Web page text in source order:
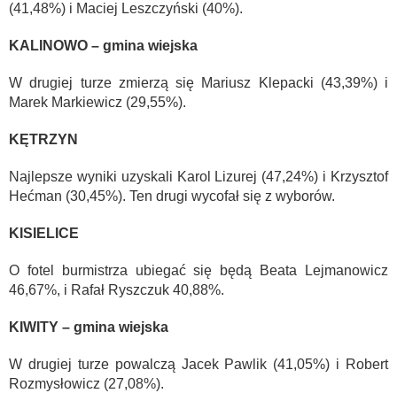
(41,48%) i Maciej Leszczyński (40%).
KALINOWO – gmina wiejska
W drugiej turze zmierzą się Mariusz Klepacki (43,39%) i
Marek Markiewicz (29,55%).
KĘTRZYN
Najlepsze wyniki uzyskali Karol Lizurej (47,24%) i Krzysztof
Hećman (30,45%). Ten drugi wycofał się z wyborów.
KISIELICE
O fotel burmistrza ubiegać się będą Beata Lejmanowicz
46,67%, i Rafał Ryszczuk 40,88%.
KIWITY – gmina wiejska
W drugiej turze powalczą Jacek Pawlik (41,05%) i Robert
Rozmysłowicz (27,08%).